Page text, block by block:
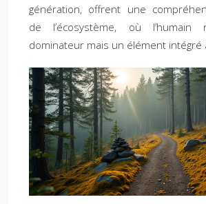
génération, offrent une
de l’écosystème, où
dominateur mais un élément intégré